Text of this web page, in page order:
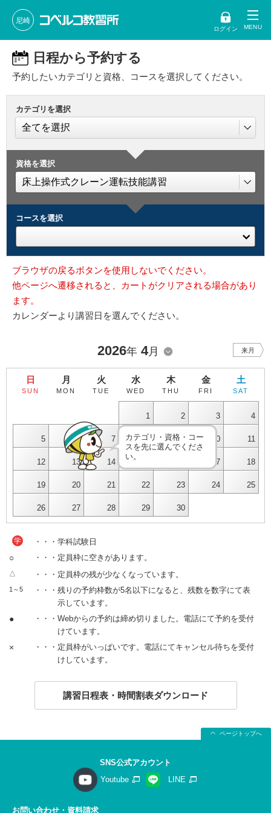
尼崎
ログイン
日程から予約する
予約したいカテゴリと資格、コースを選択してください。
カテゴリを選択
資格を選択
コースを選択
ブラウザの戻るボタンを使用しないでください。
他ページへ遷移されると、カートがクリアされる場合があり
ます。
カレンダーより講習日を選んでください。
2026年 4月 来月
日
SUN
月
MON
火
TUE
水
WED
木
THU
金
FRI
土
SAT
1 2 3 4
5 6 7 8 9 10 11
12 13 14 17 18
19 20 21 22 23 24 25
26 27 28 29 30
カテゴリ・資格・コー
スを先に選んでくださ
い。
学 ・・・学科試験日
○ ・・・定員枠に空きがあります。
△ ・・・定員枠の残が少なくなっています。
1～5
・・・残りの予約枠数が5名以下になると、残数を数字にて表
示しています。
●
・・・Webからの予約は締め切りました。電話にて予約を受付
けています。
×
・・・定員枠がいっぱいです。電話にてキャンセル待ちを受付
けしています。
講習日程表・時間割表ダウンロード
ページトップへ
SNS公式アカウント
Youtube
LINE
お問い合わせ・資料請求